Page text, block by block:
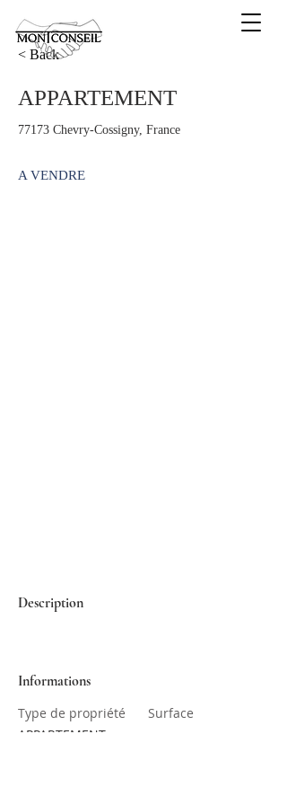
< Back
APPARTEMENT
77173 Chevry-Cossigny, France
A VENDRE
Description
Informations
Type de propriété
APPARTEMENT
Surface